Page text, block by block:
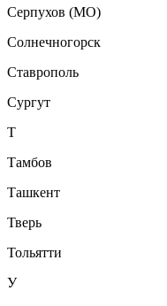
Серпухов (МО)
Солнечногорск
Ставрополь
Сургут
Т
Тамбов
Ташкент
Тверь
Тольятти
У